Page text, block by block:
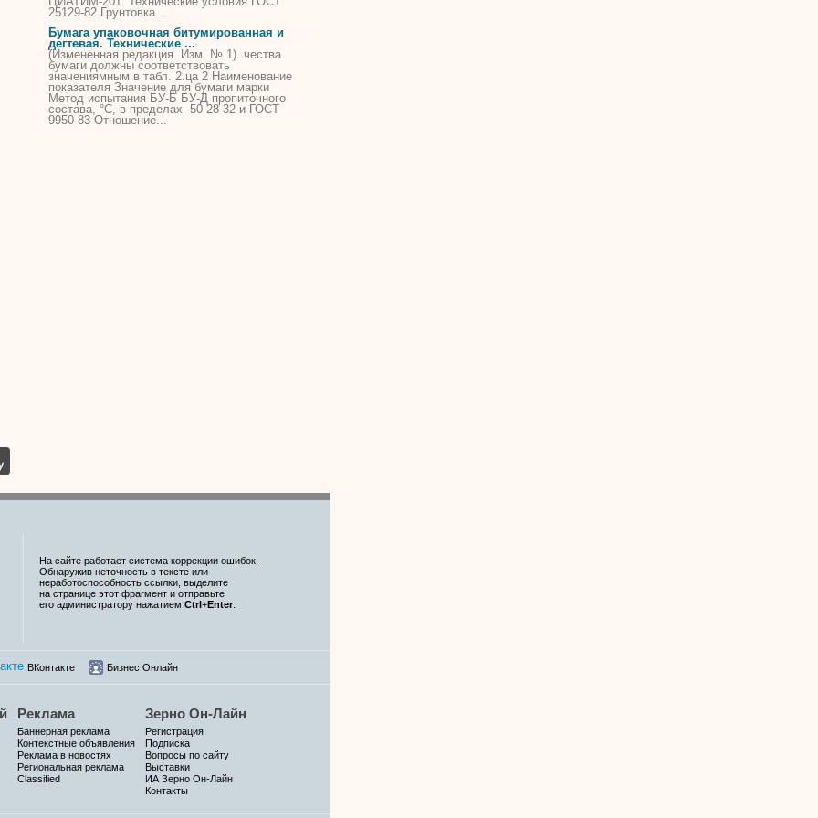
25129-82 Грунтовка...
Бумага упаковочная битумированная и
дегтевая. Технические ...
(Измененная редакция. Изм. № 1). чества
бумаги должны соответствовать
значениямным в табл. 2.ца 2 Наименование
показателя Значение для бумаги марки
Метод испытания БУ-Б БУ-Д пропиточного
состава, °С, в пределах -50 28-32 и ГОСТ
9950-83 Отношение...
На сайте работает система коррекции ошибок.
Обнаружив неточность в тексте или
неработоспособность ссылки, выделите
на странице этот фрагмент и отправьте
его администратору нажатием Ctrl+Enter
ВКонтакте Бизнес Онлайн
Реклама
Баннерная реклама
Контекстные объявления
Реклама в новостях
Региональная реклама
Classified
Зерно Он-Лайн
Регистрация
Подписка
Вопросы по сайту
Выставки
ИА Зерно Он-Лайн
Контакты